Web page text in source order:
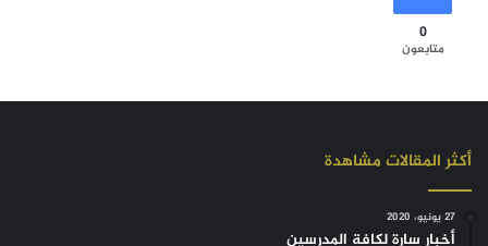
0
متابعون
أكثر المقالات مشاهدة
27 يونيو، 2020
أخبار سارة لكافة المدرسين